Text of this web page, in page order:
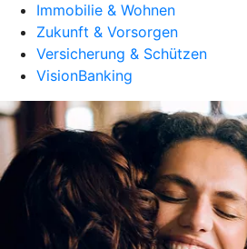
Immobilie & Wohnen
Zukunft & Vorsorgen
Versicherung & Schützen
VisionBanking